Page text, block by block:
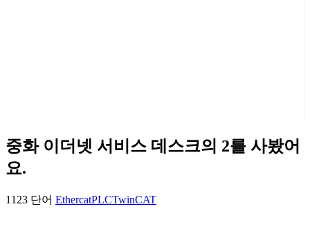
중화 이더넷 서비스 데스크의 2를 사봤어
요.
1123 단어 EthercatPLCTwinCAT